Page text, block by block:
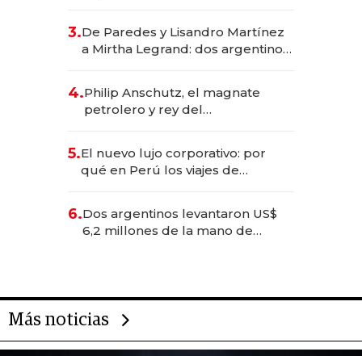
las marcas "fast premium"
3.De Paredes y Lisandro Martínez
a Mirtha Legrand: dos argentinos
4.Philip Anschutz, el magnate
petrolero y rey del
Fénix
5.El nuevo lujo corporativo: por
qué en Perú los viajes de
para convertirse en experiencias
transformadoras
6.Dos argentinos levantaron US$
6,2 millones de la mano de
Más noticias